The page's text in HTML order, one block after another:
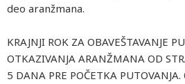
deo aranžmana.
KRAJNJI ROK ZA OBAVEŠTAVANJE
OTKAZIVANJA ARANŽMANA OD
5 DANA PRE POČETKA